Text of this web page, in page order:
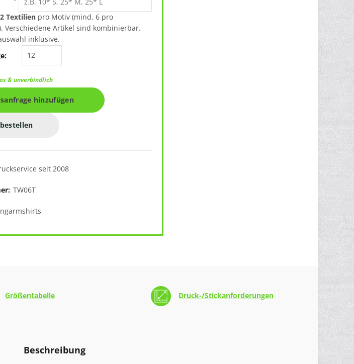
Textilienpro Motiv (mind. 6 pro
Verschiedene Artikel sind kombinierbar.
inklusive.
& unverbindlich
seit 2008
TW06T
Größentabelle Druck-/Stickanforderungen
Beschreibung